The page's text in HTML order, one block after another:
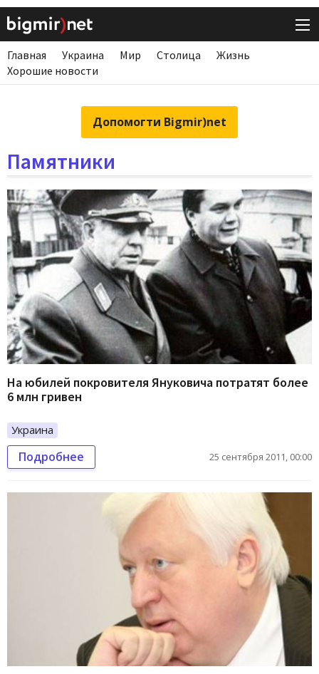
Главная Украина Мир Столица
Жизнь
Хорошие новости
Допомогти Bigmir)net
Памятники
На юбилей покровителя Януковича потратят более
6 млн гривен
Украина
Подробнее 25 сентября 2011, 00:00